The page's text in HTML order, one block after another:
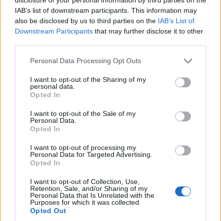
IAB’s list of downstream participants. This information may
also be disclosed by us to third parties on the IAB’s List of
Downstream Participants that may further disclose it to other
Personal Data Processing Opt Outs
I want to opt-out of the Sharing of my
personal data.
Opted In
I want to opt-out of the Sale of my
Personal Data.
Opted In
I want to opt-out of processing my
Personal Data for Targeted Advertising.
Opted In
I want to opt-out of Collection, Use,
Retention, Sale, and/or Sharing of my
Personal Data that Is Unrelated with the
Purposes for which it was collected.
Opted Out
Secciones destacadas
Noticias y actualidad sobre Días
Internacionales
Onomástica. Todos los santos
Semanas Internacionales
Años Internacionales
Qué se celebra el día de mi cumpleaños